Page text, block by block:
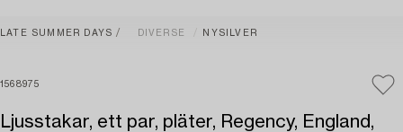
LATE SUMMER DAYS DIVERSE NYSILVER
1568975
Ljusstakar, ett par, pläter, Regency, England,